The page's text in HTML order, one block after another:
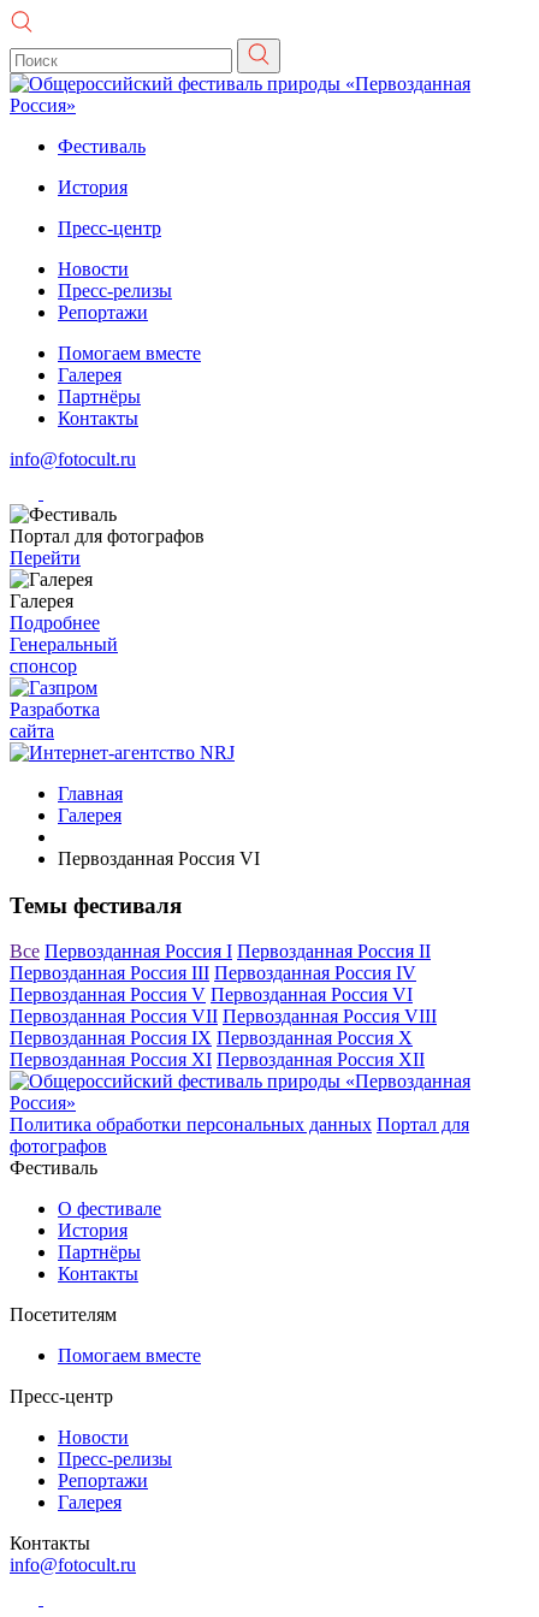
Фестиваль
История
Пресс-центр
Новости
Пресс-релизы
Репортажи
Помогаем вместе
Галерея
Партнёры
Контакты
info@fotocult.ru
Портал для фотографов
Перейти
Галерея
Подробнее
Генеральный
спонсор
Разработка
сайта
Главная
Галерея
Первозданная Россия VI
Темы фестиваля
Все Первозданная Россия I Первозданная Россия II
Первозданная Россия III Первозданная Россия IV
Первозданная Россия V Первозданная Россия VI
Первозданная Россия VII Первозданная Россия VIII
Первозданная Россия IX Первозданная Россия X
Первозданная Россия XI Первозданная Россия XII
Политика обработки персональных данных Портал для
фотографов
Фестиваль
О фестивале
История
Партнёры
Контакты
Посетителям
Помогаем вместе
Пресс-центр
Новости
Пресс-релизы
Репортажи
Галерея
Контакты
info@fotocult.ru